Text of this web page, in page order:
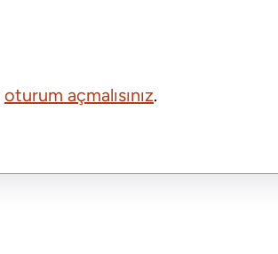
oturum açmalısınız.